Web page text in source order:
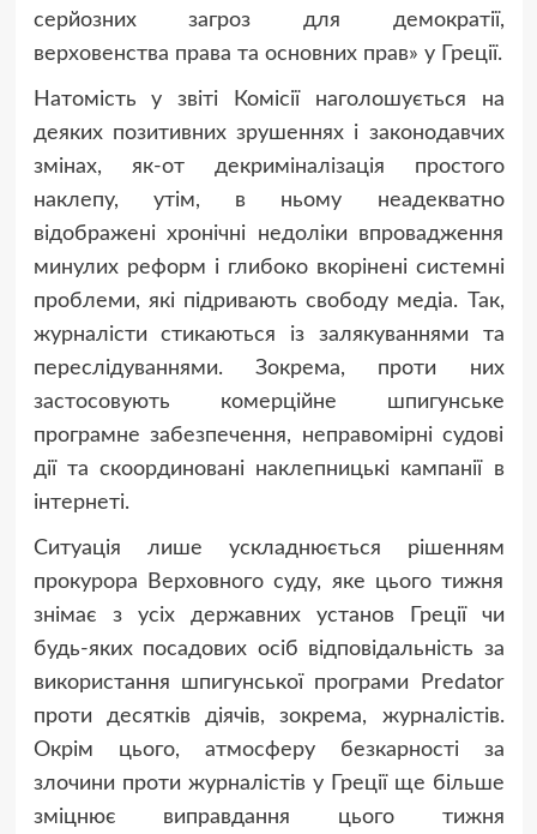
серйозних загроз для демократії,
верховенства права та основних прав» у Греції.
Натомість у звіті Комісії наголошується на
деяких позитивних зрушеннях і законодавчих
змінах, як-от декриміналізація простого
наклепу, утім, в ньому неадекватно
відображені хронічні недоліки впровадження
минулих реформ і глибоко вкорінені системні
проблеми, які підривають свободу медіа. Так,
журналісти стикаються із залякуваннями та
переслідуваннями. Зокрема, проти них
застосовують комерційне шпигунське
програмне забезпечення, неправомірні судові
дії та скоординовані наклепницькі кампанії в
інтернеті.
Ситуація лише ускладнюється рішенням
прокурора Верховного суду, яке цього тижня
знімає з усіх державних установ Греції чи
будь-яких посадових осіб відповідальність за
використання шпигунської програми Predator
проти десятків діячів, зокрема, журналістів.
Окрім цього, атмосферу безкарності за
злочини проти журналістів у Греції ще більше
зміцнює виправдання цього тижня